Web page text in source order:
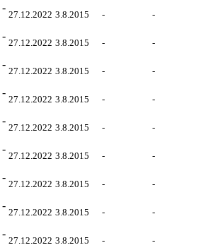
-
27.12.2022 3.8.2015 - -
-
27.12.2022 3.8.2015 - -
-
27.12.2022 3.8.2015 - -
-
27.12.2022 3.8.2015 - -
-
27.12.2022 3.8.2015 - -
-
27.12.2022 3.8.2015 - -
-
27.12.2022 3.8.2015 - -
-
27.12.2022 3.8.2015 - -
-
27.12.2022 3.8.2015 - -